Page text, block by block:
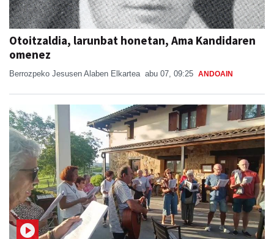
Otoitzaldia, larunbat honetan, Ama Kandidaren
omenez
Berrozpeko Jesusen Alaben Elkartea abu 07, 09:25 ANDOAIN